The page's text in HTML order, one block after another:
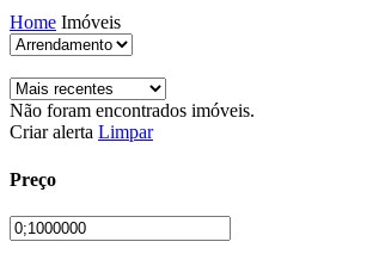
Home Imóveis
Não foram encontrados imóveis.
Criar alerta Limpar
Preço